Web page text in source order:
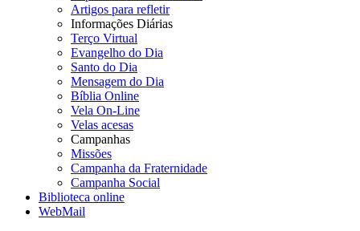
Artigos para refletir
Informações Diárias
Terço Virtual
Evangelho do Dia
Santo do Dia
Mensagem do Dia
Bíblia Online
Vela On-Line
Velas acesas
Campanhas
Missões
Campanha da Fraternidade
Campanha Social
Biblioteca online
WebMail